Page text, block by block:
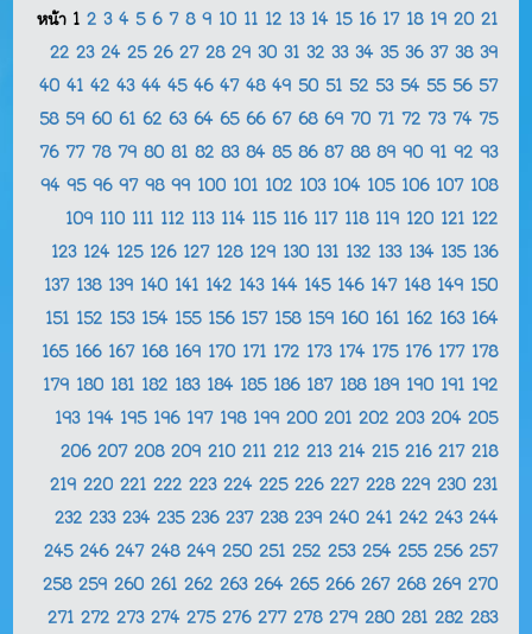
หน้า 1 2 3 4 5 6 7 8 9 10 11 12 13 14 15 16 17 18 19 20 21
22 23 24 25 26 27 28 29 30 31 32 33 34 35 36 37 38 39
40 41 42 43 44 45 46 47 48 49 50 51 52 53 54 55 56 57
58 59 60 61 62 63 64 65 66 67 68 69 70 71 72 73 74 75
76 77 78 79 80 81 82 83 84 85 86 87 88 89 90 91 92 93
94 95 96 97 98 99 100 101 102 103 104 105 106 107 108
109 110 111 112 113 114 115 116 117 118 119 120 121 122
123 124 125 126 127 128 129 130 131 132 133 134 135 136
137 138 139 140 141 142 143 144 145 146 147 148 149 150
151 152 153 154 155 156 157 158 159 160 161 162 163 164
165 166 167 168 169 170 171 172 173 174 175 176 177 178
179 180 181 182 183 184 185 186 187 188 189 190 191 192
193 194 195 196 197 198 199 200 201 202 203 204 205
206 207 208 209 210 211 212 213 214 215 216 217 218
219 220 221 222 223 224 225 226 227 228 229 230 231
232 233 234 235 236 237 238 239 240 241 242 243 244
245 246 247 248 249 250 251 252 253 254 255 256 257
258 259 260 261 262 263 264 265 266 267 268 269 270
271 272 273 274 275 276 277 278 279 280 281 282 283